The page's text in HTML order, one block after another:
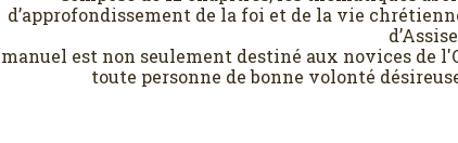
d’approfondissement de la foi et de la vie
manuel est non seulement destiné aux novices de
toute personne de bonne volonté